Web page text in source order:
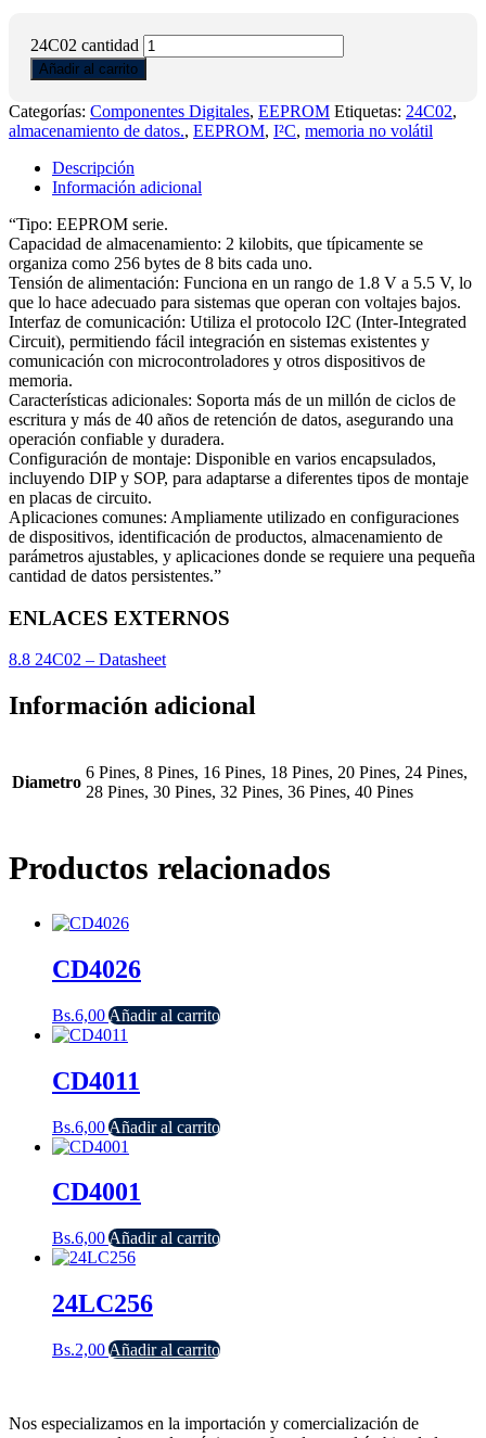
24C02 cantidad
Añadir al carrito
Categorías: Componentes Digitales, EEPROM Etiquetas: 24C02,
almacenamiento de datos., EEPROM, I²C, memoria no volátil
Descripción
Información adicional
“Tipo: EEPROM serie.
Capacidad de almacenamiento: 2 kilobits, que típicamente se
organiza como 256 bytes de 8 bits cada uno.
Tensión de alimentación: Funciona en un rango de 1.8 V a 5.5 V, lo
que lo hace adecuado para sistemas que operan con voltajes bajos.
Interfaz de comunicación: Utiliza el protocolo I2C (Inter-Integrated
Circuit), permitiendo fácil integración en sistemas existentes y
comunicación con microcontroladores y otros dispositivos de
memoria.
Características adicionales: Soporta más de un millón de ciclos de
escritura y más de 40 años de retención de datos, asegurando una
operación confiable y duradera.
Configuración de montaje: Disponible en varios encapsulados,
incluyendo DIP y SOP, para adaptarse a diferentes tipos de montaje
en placas de circuito.
Aplicaciones comunes: Ampliamente utilizado en configuraciones
de dispositivos, identificación de productos, almacenamiento de
parámetros ajustables, y aplicaciones donde se requiere una pequeña
cantidad de datos persistentes.”
ENLACES EXTERNOS
8.8 24C02 – Datasheet
Información adicional
Diametro
6 Pines, 8 Pines, 16 Pines, 18 Pines, 20 Pines, 24 Pines,
28 Pines, 30 Pines, 32 Pines, 36 Pines, 40 Pines
Productos relacionados
CD4026
Bs.6,00Añadir al carrito
CD4011
Bs.6,00Añadir al carrito
CD4001
Bs.6,00Añadir al carrito
24LC256
Bs.2,00Añadir al carrito
Nos especializamos en la importación y comercialización de